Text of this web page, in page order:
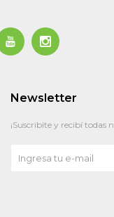
 
Newsletter
¡Suscribite y recibí todas